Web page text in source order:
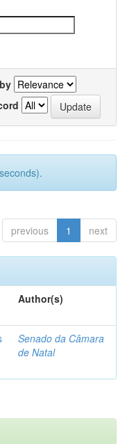
previous 1 next
Author(s)
Senado da Câmara
de Natal